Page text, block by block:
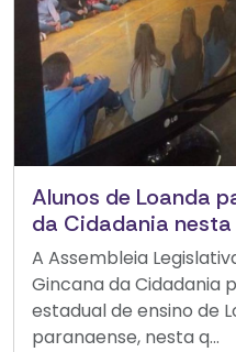
Alunos de Loanda
da Cidadania
A Assembleia
Gincana da Cidadania
estadual de ensino de
paranaense, nesta q...